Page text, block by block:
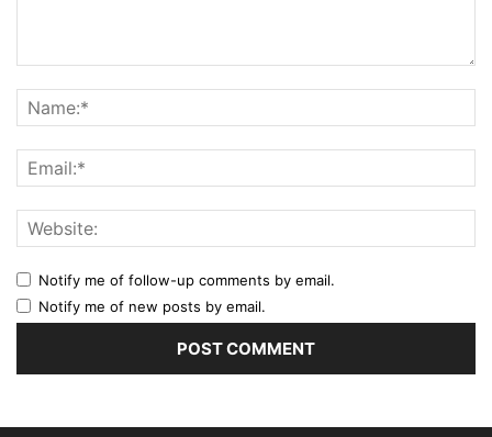
Notify me of follow-up comments by email.
Notify me of new posts by email.